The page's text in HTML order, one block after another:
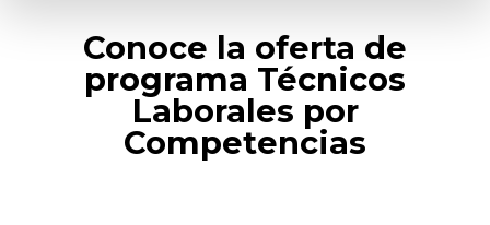
Conoce la oferta de
programa Técnicos
Laborales por
Competencias